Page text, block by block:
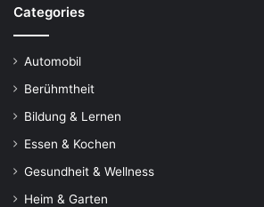
Categories
Automobil
Berühmtheit
Bildung & Lernen
Essen & Kochen
Gesundheit & Wellness
Heim & Garten